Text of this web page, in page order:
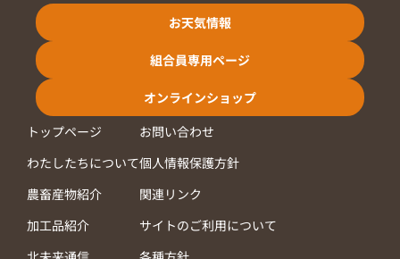
お天気情報
組合員専用ページ
オンラインショップ
トップページ
わたしたちについて
農畜産物紹介
加工品紹介
お問い合わせ
個人情報保護方針
関連リンク
サイトのご利用について